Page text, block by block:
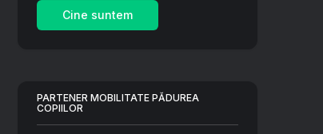
Cine suntem
PARTENER MOBILITATE PĂDUREA
COPIILOR